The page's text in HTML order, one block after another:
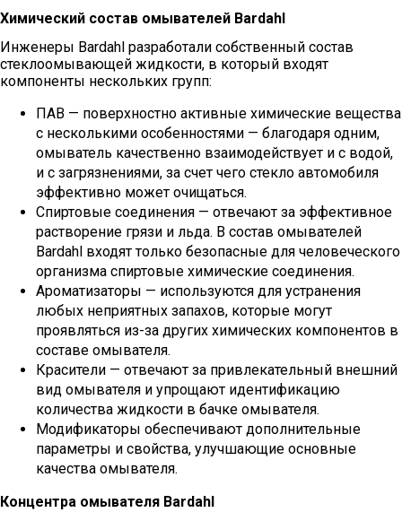
Химический состав омывателей Bardahl
Инженеры Bardahl разработали собственный состав
стеклоомывающей жидкости, в который входят
компоненты нескольких групп:
ПАВ — поверхностно активные химические вещества
с несколькими особенностями — благодаря одним,
омыватель качественно взаимодействует и с водой,
и с загрязнениями, за счет чего стекло автомобиля
эффективно может очищаться.
Спиртовые соединения — отвечают за эффективное
растворение грязи и льда. В состав омывателей
Bardahl входят только безопасные для человеческого
организма спиртовые химические соединения.
Ароматизаторы — используются для устранения
любых неприятных запахов, которые могут
проявляться из-за других химических компонентов в
составе омывателя.
Красители — отвечают за привлекательный внешний
вид омывателя и упрощают идентификацию
количества жидкости в бачке омывателя.
Модификаторы обеспечивают дополнительные
параметры и свойства, улучшающие основные
качества омывателя.
Концентра омывателя Bardahl